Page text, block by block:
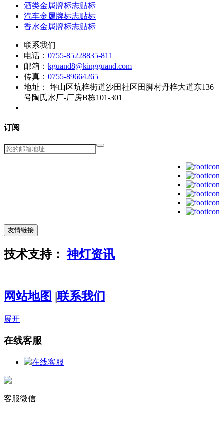
酒类金属牌标志贴标
汽车金属牌标志贴标
香水金属牌标志贴标
联系我们
电话： 0755-85228835-811
邮箱： kguand8@kingguand.com
传真： 0755-89664265
地址：
坪山区坑梓街道沙田社区田脚村丹梓大道东136
号陶氏水厂-厂房B栋101-301
订阅
友情链接
技术支持：神灯资讯
网站地图 |联系我们
展开
在线客服
在线客服
客服微信